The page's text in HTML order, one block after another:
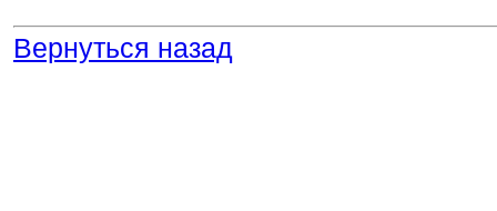
Вернуться назад